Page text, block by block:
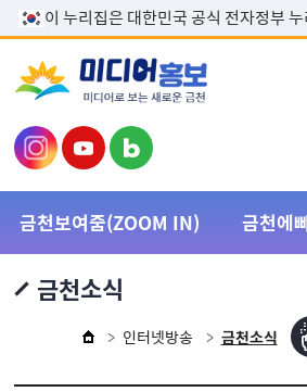
본문 바로가기
이 누리집은 대한민국 공식 전자정부
금천보여줌(ZOOM IN) 금천에
금천소식
인터넷방송 금천소식